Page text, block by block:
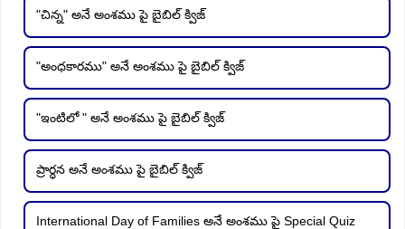
"చిన్న" అనే అంశము పై బైబిల్ క్విజ్
"అంధకారము" అనే అంశము పై బైబిల్ క్విజ్
"ఇంటిలో " అనే అంశము పై బైబిల్ క్విజ్
ప్రార్ధన అనే అంశము పై బైబిల్ క్విజ్
International Day of Families అనే అంశము పై Special Quiz